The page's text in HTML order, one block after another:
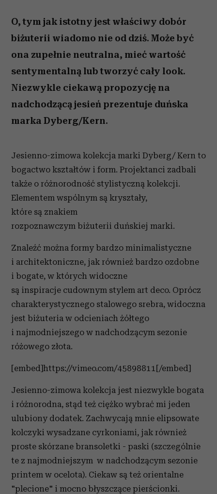
O, tym jak istotny jest właściwy dobór
biżuterii wiadomo nie od dziś. Może być
ona zupełnie neutralna, mieć wartość
sentymentalną lub tworzyć cały look.
Niezwykle ciekawą propozycję na
nadchodzącą jesień prezentuje duńska
marka Dyberg/Kern.
Jesienno-zimowa kolekcja marki Dyberg/ Kern to
bogactwo kształtów i form. Projektanci zadbali
także o różnorodność stylistyczną kolekcji.
Elementem wspólnym są kryształy,
które są znakiem
rozpoznawczym biżuterii duńskiej marki.
Znaleźć można formy bardzo minimalistyczne
i architektoniczne, jak również bardzo ozdobne
i bogate, w których widoczne
są inspiracje cudownym stylem art deco. Oprócz
charakterystycznego stalowego srebra, widoczna
jest biżuteria w odcieniach żółtego
i najmodniejszego w nadchodzącym sezonie
różowego złota.
[embed]https://vimeo.com/45898811[/embed]
Jesienno-zimowa kolekcja jest niezwykle bogata
i różnorodna, stąd też ciężko wybrać mi jeden
ulubiony dodatek. Zachwycają mnie elipsowate
kolczyki wysadzane cyrkoniami, jak również
proste skórzane bransoletki - paski (szczególnie
te z najmodniejszym w nadchodzącym sezonie
printem w ocelota). Ciekaw są też orientalne
"plecione" i mocno błyszczące pierścionki.